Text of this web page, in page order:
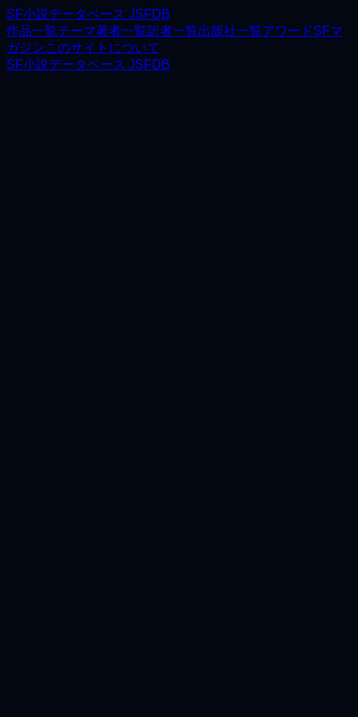
SF小説データベース JSFDB
作品一覧テーマ著者一覧訳者一覧出版社一覧アワードSFマ
ガジンこのサイトについて
SF小説データベース JSFDB